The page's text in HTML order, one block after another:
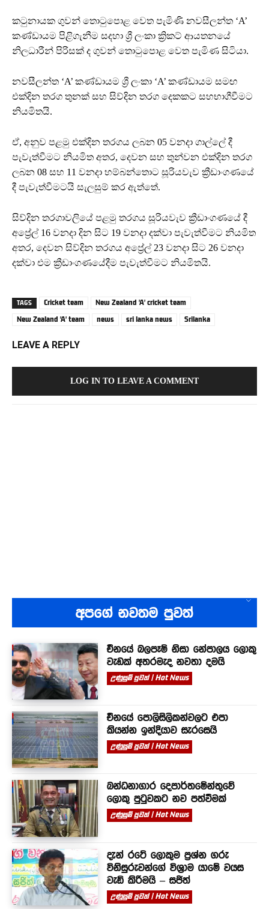
කටුනායක ගුවන් තොටුපොළ වෙත පැමිණි නවසීලන්ත ‘A’
කණ්ඩායම පිළිගැනීම සදහා ශ්‍රී ලංකා ක්‍රිකට් ආයතනයේ
නිලධාරීන් පිරිසක් ද ගුවන් තොටුපොළ වෙත පැමිණ සිටියා.
නවසීලන්ත ‘A’ කණ්ඩායම ශ්‍රී ලංකා ‘A’ කණ්ඩායම සමඟ
එක්දින තරග තුනක් සහ සිව්දින තරග දෙකකට සහභාගීවීමට
නියමිතයි.
ඒ, අනුව පළමු එක්දින තරගය ලබන 05 වනදා ගාල්ලේ දී
පැවැත්වීමට නියමිත අතර, දෙවන සහ තුන්වන එක්දින තරග
ලබන 08 සහ 11 වනදා හම්බන්තොට සූරියවැව ක්‍රීඩාංගණයේ
දී පැවැත්වීමටයි සැලසුම් කර ඇත්තේ.
සිව්දින තරගාවලියේ පළමු තරගය සූරියවැව ක්‍රීඩාංගණයේ දී
අප්‍රේල් 16 වනදා දින සිට 19 වනදා දක්වා පැවැත්වීමට නියමිත
අතර, දෙවන සිව්දින තරගය අප්‍රේල් 23 වනදා සිට 26 වනදා
දක්වා එම ක්‍රීඩාංගණයේදීම පැවැත්වීමට නියමිතයි.
TAGS Cricket team
New Zealand 'A' cricket team
New Zealand 'A' team
news sri lanka news Srilanka
LEAVE A REPLY
LOG IN TO LEAVE A COMMENT
අපගේ නවතම පුවත්
චීනයේ බලපෑම් නිසා නේපාලය ලොකු
වැඩක් අතරමැද නවතා දමයි
උණුසුම් පුවත් | Hot News
චීනයේ පොලිසිලිකන්වලට එපා
කියන්න ඉන්දියාව සැරසෙයි
උණුසුම් පුවත් | Hot News
බන්ධනාගාර දෙපාර්තමේන්තුවේ
ලොකු පුටුවකට නව පත්වීමක්
උණුසුම් පුවත් | Hot News
දැන් රටේ ලොකුම ප්‍රශ්න ගරු
විනිසුරුවන්ගේ විශ්‍රාම යාමේ වයස
වැඩි කිරීමයි – සජිත්
උණුසුම් පුවත් | Hot News